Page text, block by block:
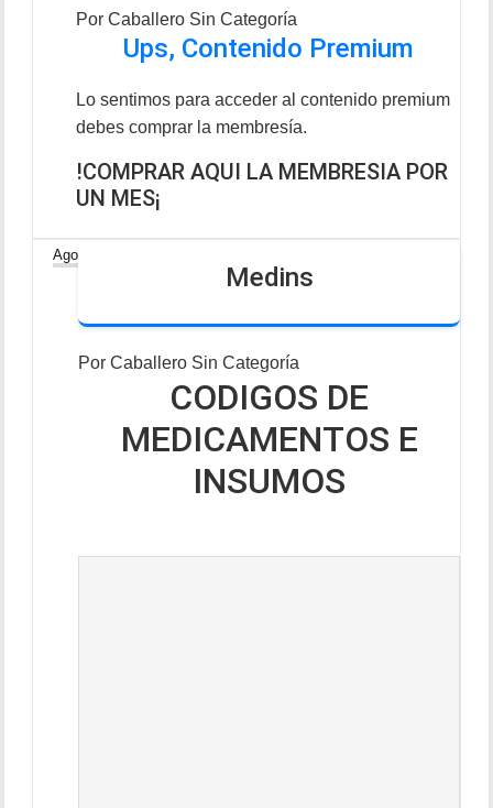
Por Caballero Sin Categoría
Ups, Contenido Premium
Lo sentimos para acceder al contenido premium
debes comprar la membresía.
!COMPRAR AQUI LA MEMBRESIA POR
UN MES¡
Ago
Medins
Por Caballero Sin Categoría
CODIGOS DE
MEDICAMENTOS E
INSUMOS